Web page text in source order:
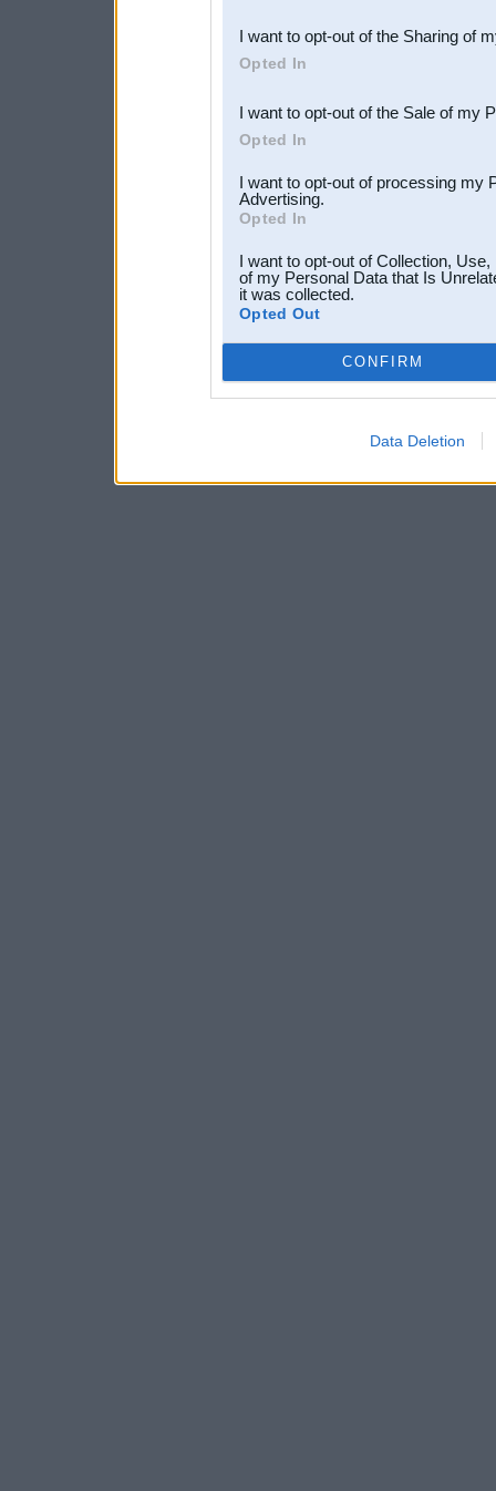
Downstream Participants
third parties.
I want to opt-out of the Sharing of
Opted In
I want to opt-out of the Sale of my
Opted In
I want to opt-out of processing my
Advertising.
Opted In
I want to opt-out of Collection,
of my Personal Data that Is
it was collected.
Opted Out
CONFIRM
Data Deletion